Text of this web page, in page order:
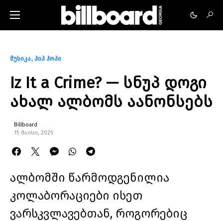
მუსიკა ჰიპ ჰოპი
Iz It a Crime? — სნუპ დოგი
ახალ ალბომს აანონსებს
Billboard
15 მაისი, 2025
ალბომში წარმოდგენილია
კოლაბორაციები ისეთ
ვარსკვლავებთან, როგორებიც